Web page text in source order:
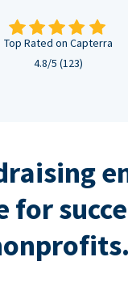
Top Rated on Capterra
4.8/5 (123)
for